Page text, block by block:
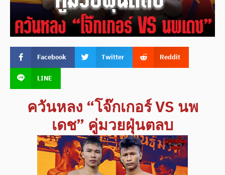
Facebook Twitter
Reddit
LINE
ควันหลง “โจ๊กเกอร์ VS นพ
เดช” คู่มวยฝุ่นตลบ